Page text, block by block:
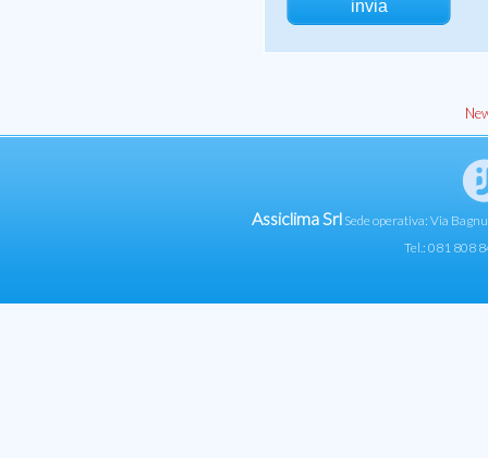
Assiclima Srl Sede operativa: Via
Tel.: 081 808